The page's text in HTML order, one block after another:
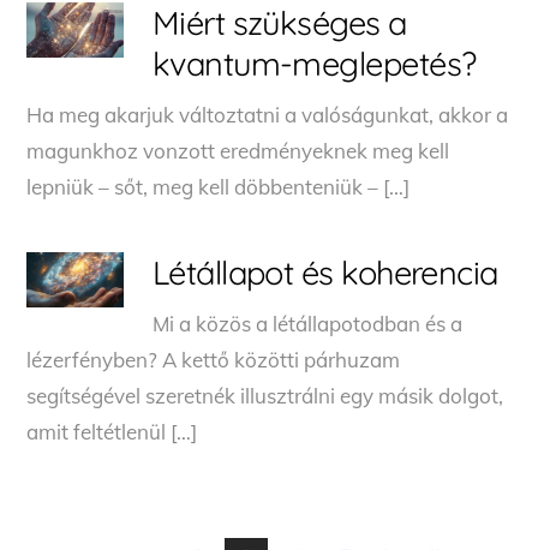
Miért szükséges a
kvantum-meglepetés?
Ha meg akarjuk változtatni a valóságunkat, akkor a
magunkhoz vonzott eredményeknek meg kell
lepniük – sőt, meg kell döbbenteniük – […]
Létállapot és koherencia
Mi a közös a létállapotodban és a
lézerfényben? A kettő közötti párhuzam
segítségével szeretnék illusztrálni egy másik dolgot,
amit feltétlenül […]